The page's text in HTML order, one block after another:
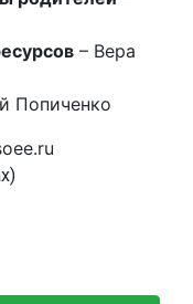
– Вера
Попиченко